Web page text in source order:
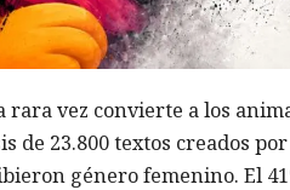
vez convierte a los
de 23.800 textos creados
género femenino. El